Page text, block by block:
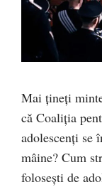
Mai țineți
că Coaliția
adolescenți se
mâine? Cum
folosești de